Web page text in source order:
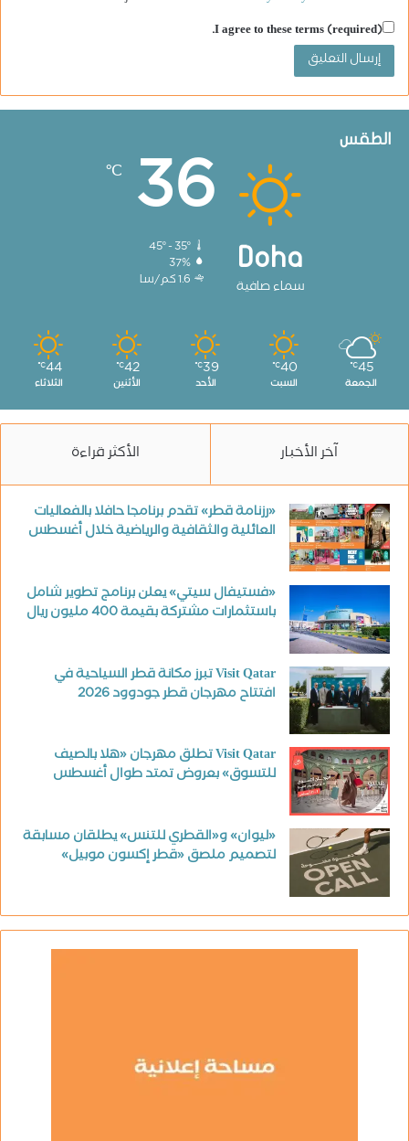
I agree to these terms (required).
الطقس
Doha
سماء صافية
36
℃
45º - 35º
37%
1.6 كم/سا
45
℃
الجمعة
40
℃
السبت
39
℃
الأحد
42
℃
الأثنين
44
℃
الثلاثاء
آخر الأخبار الأكثر قراءة
«رزنامة قطر» تقدم برنامجا حافلا بالفعاليات
العائلية والثقافية والرياضية خلال أغسطس
«فستيفال سيتي» يعلن برنامج تطوير شامل
باستثمارات مشتركة بقيمة 400 مليون ريال
Visit Qatar تبرز مكانة قطر السياحية في
افتتاح مهرجان قطر جودوود 2026
Visit Qatar تطلق مهرجان «هلا بالصيف
للتسوق» بعروض تمتد طوال أغسطس
«ليوان» و«القطري للتنس» يطلقان مسابقة
لتصميم ملصق «قطر إكسون موبيل»